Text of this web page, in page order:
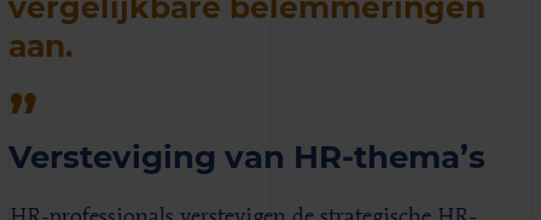
aan.
Versteviging van HR-thema’s